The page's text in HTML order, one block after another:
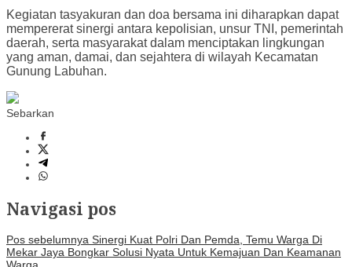
Kegiatan tasyakuran dan doa bersama ini diharapkan dapat
mempererat sinergi antara kepolisian, unsur TNI, pemerintah
daerah, serta masyarakat dalam menciptakan lingkungan
yang aman, damai, dan sejahtera di wilayah Kecamatan
Gunung Labuhan.
Sebarkan
Navigasi pos
Pos sebelumnya Sinergi Kuat Polri Dan Pemda, Temu Warga Di
Mekar Jaya Bongkar Solusi Nyata Untuk Kemajuan Dan Keamanan